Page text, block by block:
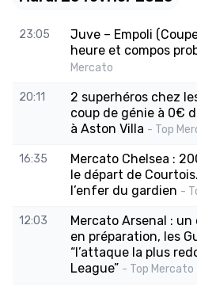
23:05
Juve – Empoli
heure et compos
Mercato
20:11
2 superhéros chez
coup de génie à 0€
à Aston Villa - Top
16:35
Mercato Chelsea :
le départ de
l’enfer du gardien -
12:03
Mercato Arsenal : un
en préparation, les
“l’attaque la plus
League” - Top Mercato